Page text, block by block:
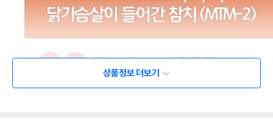
상품정보 더보기